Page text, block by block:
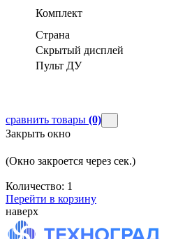
Комплект
Страна
Скрытый дисплей
Пульт ДУ
сравнить товары (0)
Закрыть окно
(Окно закроется через сек.)
Количество: 1
Перейти в корзину
наверх